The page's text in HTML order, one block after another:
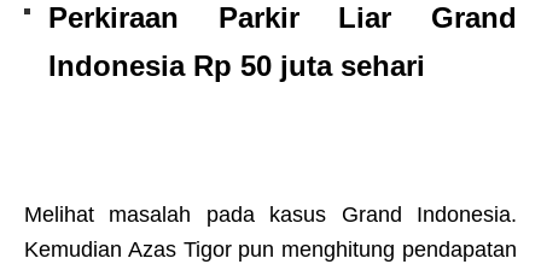
Perkiraan Parkir Liar Grand
Indonesia Rp 50 juta sehari
Melihat masalah pada kasus Grand Indonesia.
Kemudian Azas Tigor pun menghitung pendapatan